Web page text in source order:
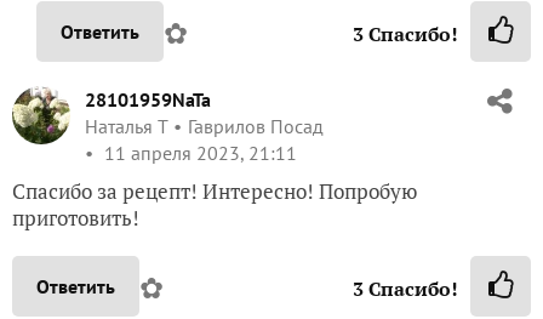
Наталья Т
11 апреля 2023, 21:11
Спасибо за рецепт! Интересно! Попробую
приготовить!
Ответить ✿ 3Спасибо!
nikolaevna232
Юлия
13 апреля 2023, 09:30